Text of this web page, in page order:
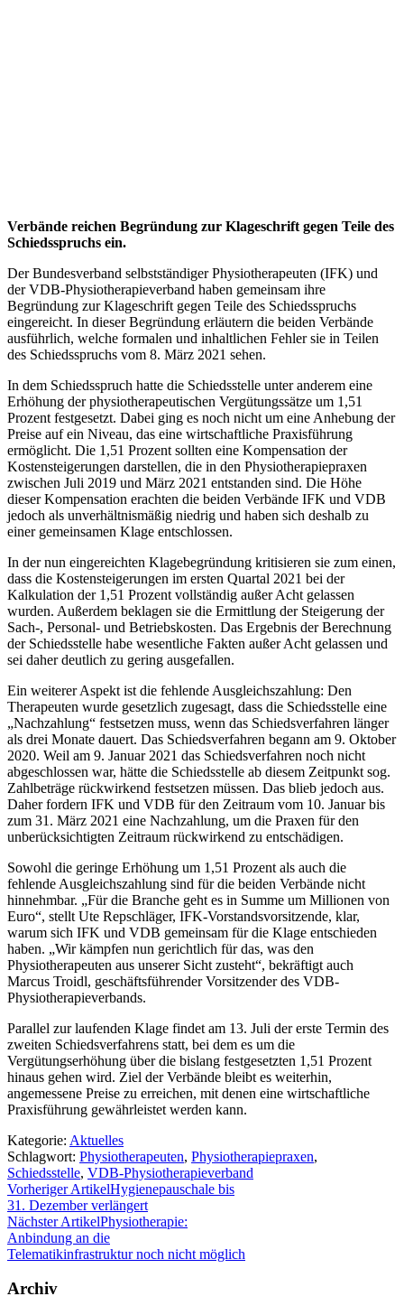
Verbände reichen Begründung zur Klageschrift gegen Teile des
Schiedsspruchs ein.
Der Bundesverband selbstständiger Physiotherapeuten (IFK) und
der VDB-Physiotherapieverband haben gemeinsam ihre
Begründung zur Klageschrift gegen Teile des Schiedsspruchs
eingereicht. In dieser Begründung erläutern die beiden Verbände
ausführlich, welche formalen und inhaltlichen Fehler sie in Teilen
des Schiedsspruchs vom 8. März 2021 sehen.
In dem Schiedsspruch hatte die Schiedsstelle unter anderem eine
Erhöhung der physiotherapeutischen Vergütungssätze um 1,51
Prozent festgesetzt. Dabei ging es noch nicht um eine Anhebung der
Preise auf ein Niveau, das eine wirtschaftliche Praxisführung
ermöglicht. Die 1,51 Prozent sollten eine Kompensation der
Kostensteigerungen darstellen, die in den Physiotherapiepraxen
zwischen Juli 2019 und März 2021 entstanden sind. Die Höhe
dieser Kompensation erachten die beiden Verbände IFK und VDB
jedoch als unverhältnismäßig niedrig und haben sich deshalb zu
einer gemeinsamen Klage entschlossen.
In der nun eingereichten Klagebegründung kritisieren sie zum einen,
dass die Kostensteigerungen im ersten Quartal 2021 bei der
Kalkulation der 1,51 Prozent vollständig außer Acht gelassen
wurden. Außerdem beklagen sie die Ermittlung der Steigerung der
Sach-, Personal- und Betriebskosten. Das Ergebnis der Berechnung
der Schiedsstelle habe wesentliche Fakten außer Acht gelassen und
sei daher deutlich zu gering ausgefallen.
Ein weiterer Aspekt ist die fehlende Ausgleichszahlung: Den
Therapeuten wurde gesetzlich zugesagt, dass die Schiedsstelle eine
„Nachzahlung“ festsetzen muss, wenn das Schiedsverfahren länger
als drei Monate dauert. Das Schiedsverfahren begann am 9. Oktober
2020. Weil am 9. Januar 2021 das Schiedsverfahren noch nicht
abgeschlossen war, hätte die Schiedsstelle ab diesem Zeitpunkt sog.
Zahlbeträge rückwirkend festsetzen müssen. Das blieb jedoch aus.
Daher fordern IFK und VDB für den Zeitraum vom 10. Januar bis
zum 31. März 2021 eine Nachzahlung, um die Praxen für den
unberücksichtigten Zeitraum rückwirkend zu entschädigen.
Sowohl die geringe Erhöhung um 1,51 Prozent als auch die
fehlende Ausgleichszahlung sind für die beiden Verbände nicht
hinnehmbar. „Für die Branche geht es in Summe um Millionen von
Euro“, stellt Ute Repschläger, IFK-Vorstandsvorsitzende, klar,
warum sich IFK und VDB gemeinsam für die Klage entschieden
haben. „Wir kämpfen nun gerichtlich für das, was den
Physiotherapeuten aus unserer Sicht zusteht“, bekräftigt auch
Marcus Troidl, geschäftsführender Vorsitzender des VDB-
Physiotherapieverbands.
Parallel zur laufenden Klage findet am 13. Juli der erste Termin des
zweiten Schiedsverfahrens statt, bei dem es um die
Vergütungserhöhung über die bislang festgesetzten 1,51 Prozent
hinaus gehen wird. Ziel der Verbände bleibt es weiterhin,
angemessene Preise zu erreichen, mit denen eine wirtschaftliche
Praxisführung gewährleistet werden kann.
Kategorie: Aktuelles
Schlagwort: Physiotherapeuten, Physiotherapiepraxen,
Schiedsstelle, VDB-Physiotherapieverband
Vorheriger ArtikelHygienepauschale bis
31. Dezember verlängert
Nächster ArtikelPhysiotherapie:
Anbindung an die
Telematikinfrastruktur noch nicht möglich
Archiv